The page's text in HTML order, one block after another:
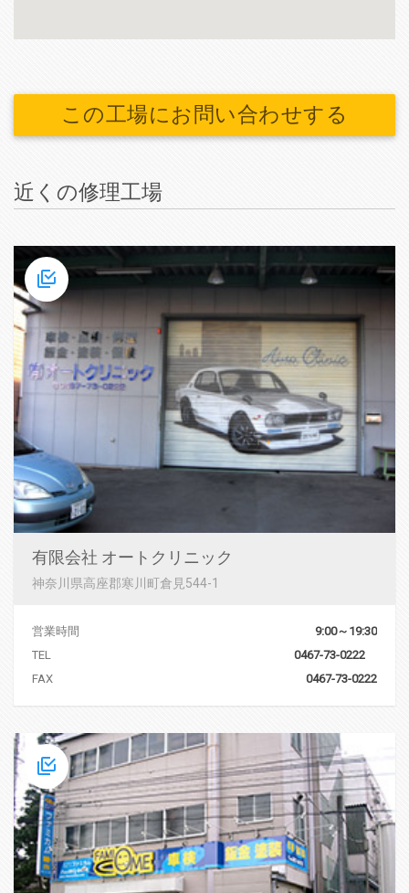
この工場にお問い合わせする
近くの修理工場
有限会社 オートクリニック
神奈川県高座郡寒川町倉見544-1
営業時間
9:00～19:30
TEL
0467-73-0222
FAX
0467-73-0222